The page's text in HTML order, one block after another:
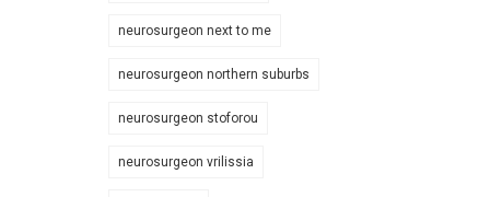
neurosurgeon next to me
neurosurgeon northern suburbs
neurosurgeon stoforou
neurosurgeon vrilissia